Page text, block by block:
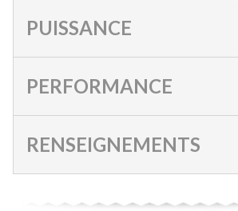
PUISSANCE
PERFORMANCE
RENSEIGNEMENTS